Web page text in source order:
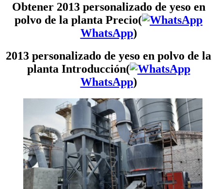
Obtener 2013 personalizado de yeso en
polvo de la planta Precio(
WhatsApp)
2013 personalizado de yeso en polvo de la
planta Introducción(
WhatsApp)